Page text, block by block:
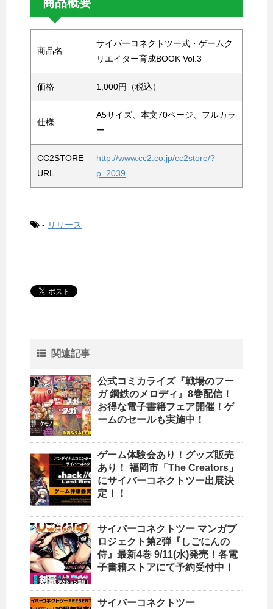
商品名
サイバーコネクトツー式・ゲームク
リエイター育成BOOK Vol.3
価格 1,000円（税込）
仕様
A5サイズ、本文70ページ、フルカラ
ー
CC2STORE
URL
http://www.cc2.co.jp/cc2store/?
p=2039
- リリース
関連記事
公式コミカライズ『戦場のフー
ガ 鋼鉄のメロディ』8巻配信！
お得な電子書籍フェア開催！ゲ
ームのセールも実施中！
ゲーム体験会あり！グッズ販売
あり！ 福岡市「The Creators」
にサイバーコネクトツー出展決
定！！
サイバーコネクトツー マンガプ
ロジェクト第2弾『しごにんの
侍』最新4巻 9/11(水)発売！各電
子書籍ストアにて予約受付中！
サイバーコネクトツー